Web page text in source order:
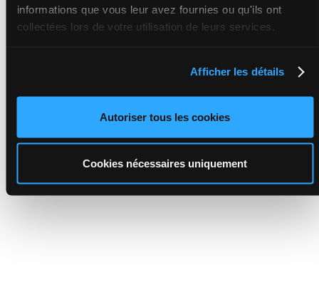
informations que vous leur avez fournies ou qu'ils ont
collectées lors de votre utilisation de leurs services.
Afficher les détails
Autoriser tous les cookies
Cookies nécessaires uniquement